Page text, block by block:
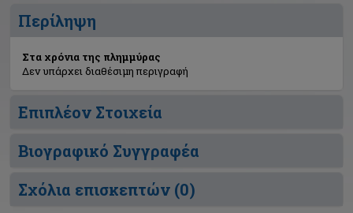
Περίληψη
Στα χρόνια της πλημμύρας
Δεν υπάρχει διαθέσιμη περιγραφή
Επιπλέον Στοιχεία
Βιογραφικό Συγγραφέα
Σχόλια επισκεπτών (0)